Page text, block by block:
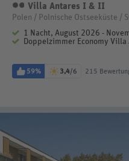
2 Sterne
Villa Antares I & II
Polen / Polnische Ostseeküste /
1 Nacht, August 2026 -
Doppelzimmer Economy
59% 3,4/6 215